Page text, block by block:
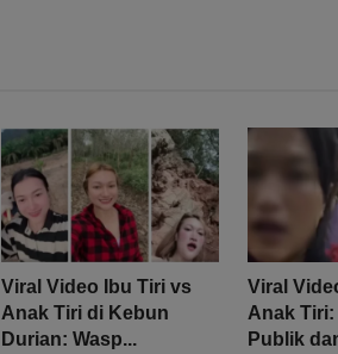
Viral Video Ibu Tiri vs
Anak Tiri di Kebun
Durian: Wasp...
Viral
Anak Tiri:
Publik